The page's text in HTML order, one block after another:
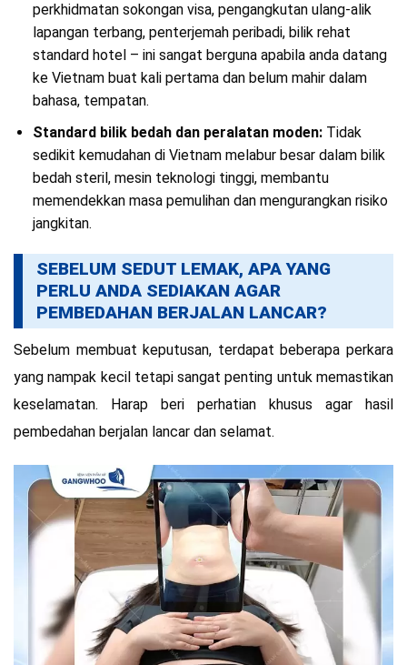
perkhidmatan sokongan visa, pengangkutan ulang-alik
lapangan terbang, penterjemah peribadi, bilik rehat
standard hotel – ini sangat berguna apabila anda datang
ke Vietnam buat kali pertama dan belum mahir dalam
bahasa, tempatan.
Standard bilik bedah dan peralatan moden:Tidak
sedikit kemudahan di Vietnam melabur besar dalam bilik
bedah steril, mesin teknologi tinggi, membantu
memendekkan masa pemulihan dan mengurangkan risiko
jangkitan.
SEBELUM SEDUT LEMAK, APA YANG
PERLU ANDA SEDIAKAN AGAR
PEMBEDAHAN BERJALAN LANCAR?
Sebelum membuat keputusan, terdapat beberapa perkara
yang nampak kecil tetapi sangat penting untuk memastikan
keselamatan. Harap beri perhatian khusus agar hasil
pembedahan berjalan lancar dan selamat.